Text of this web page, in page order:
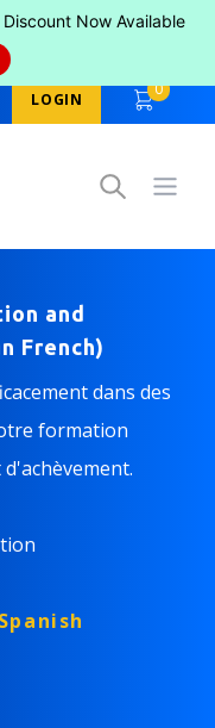
Discount Now Available
LOGIN
0
and
French)
dans des
formation
Spanish